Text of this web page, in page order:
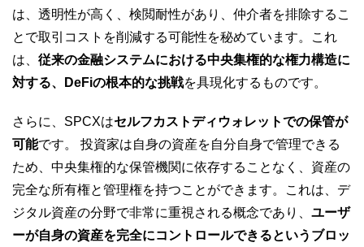
は、透明性が高く、検閲耐性があり、仲介者を排除するこ
とで取引コストを削減する可能性を秘めています。これ
は、 従来の金融システムにおける中央集権的な権力構造に
対する、DeFiの根本的な挑戦を具現化するものです。
さらに、SPCXはセルフカストディウォレットでの保管が
可能です。 投資家は自身の資産を自分自身で管理できる
ため、中央集権的な保管機関に依存することなく、資産の
完全な所有権と管理権を持つことができます。これは、デ
ジタル資産の分野で非常に重視される概念であり、 ユーザ
ーが自身の資産を完全にコントロールできるというブロッ